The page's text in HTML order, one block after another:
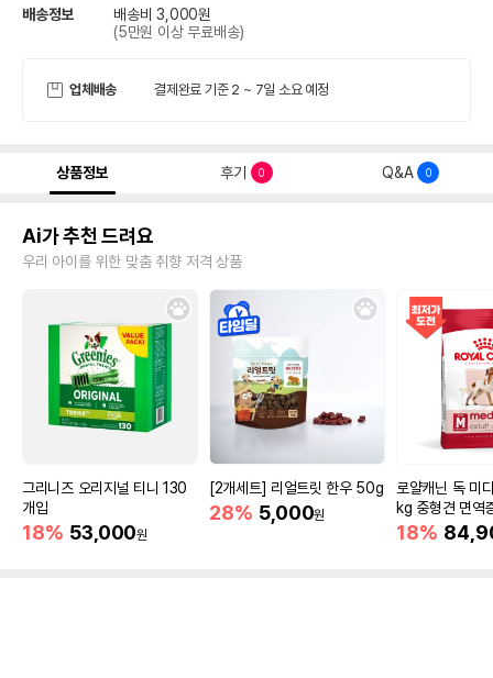
배송정보
배송비 3,000원
(5만원 이상 무료배송)
업체배송 결제완료 기준 2 ~ 7일 소요 예정
상품정보 후기 0 Q&A 0
Ai가 추천 드려요
우리 아이를 위한 맞춤 취향 저격 상품
그리니즈 오리지널 티니 130
개입
18% 53,000원
[2개세트] 리얼트릿 한우 50g
28% 5,000원
로얄캐닌 독 미
kg 중형견 면역
18%